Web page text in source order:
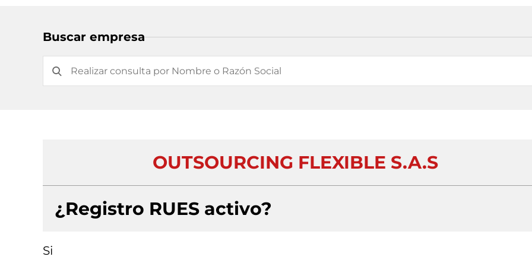
Buscar empresa
OUTSOURCING FLEXIBLE S.A.S
¿Registro RUES activo?
Si